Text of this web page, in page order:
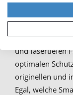
Verstauen
Notizen
also eine
und fasertiefen
optimalen
originellen und
Egal, welche